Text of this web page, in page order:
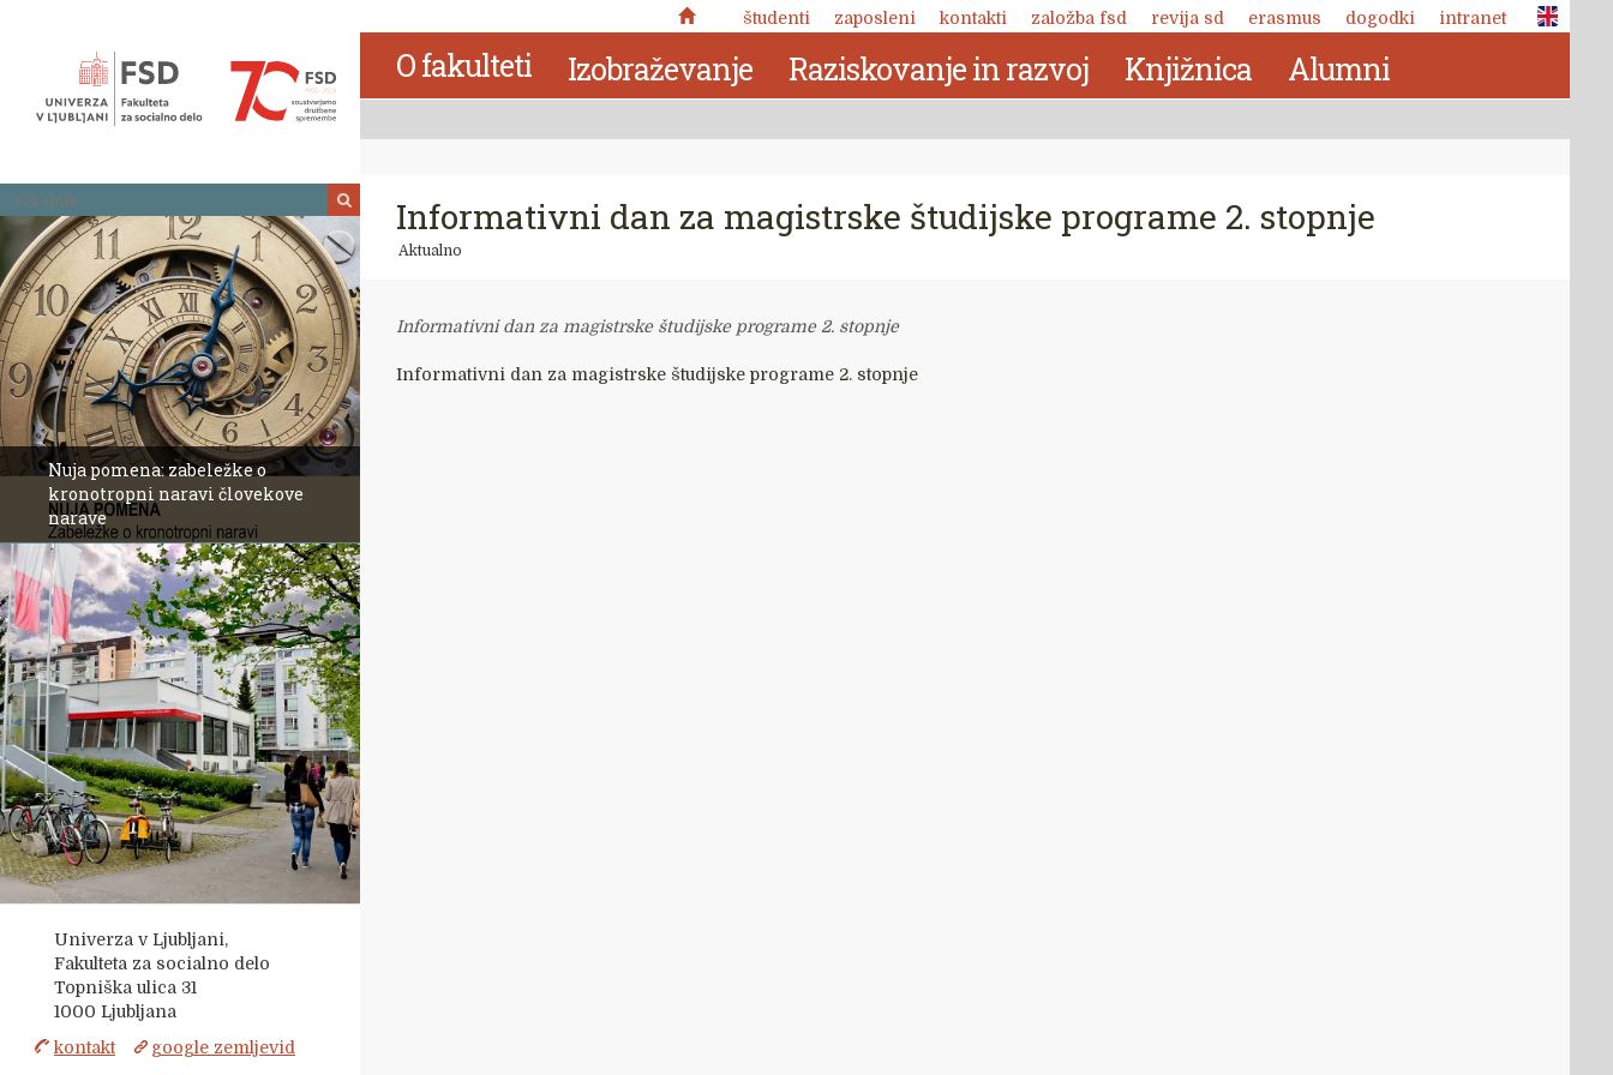
vsebino
Nuja pomena: zabeležke o
kronotropni naravi človekove
narave
Univerza v Ljubljani,
Fakulteta za socialno delo
Topniška ulica 31
1000 Ljubljana
kontakt
google zemljevid
študenti zaposleni kontakti založba fsd revija sd erasmus dogodki intranet
O fakulteti Izobraževanje Raziskovanje in razvoj Knjižnica Alumni
Informativni dan za magistrske študijske programe 2. stopnje
Aktualno
Informativni dan za magistrske študijske programe 2. stopnje
Informativni dan za magistrske študijske programe 2. stopnje